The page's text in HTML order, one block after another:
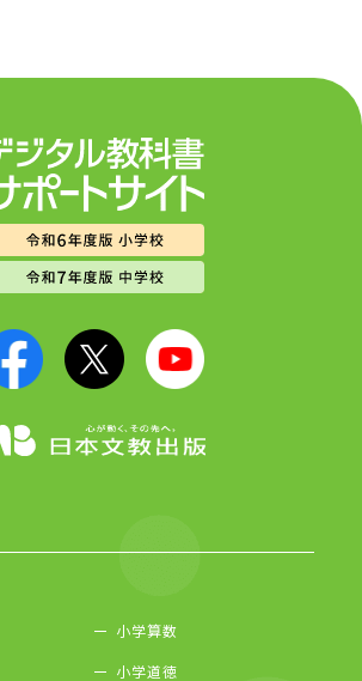
未来をになう子供
小学算数
小学道徳